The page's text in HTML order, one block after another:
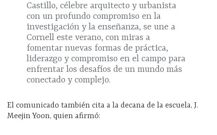
Castillo, célebre arquitecto y urbanista
con un profundo compromiso en la
investigación y la enseñanza, se une a
Cornell este verano, con miras a
fomentar nuevas formas de práctica,
liderazgo y compromiso en el campo para
enfrentar los desafíos de un mundo más
conectado y complejo.
El comunicado también cita a la decana de la escuela, J.
Meejin Yoon, quien afirmó: